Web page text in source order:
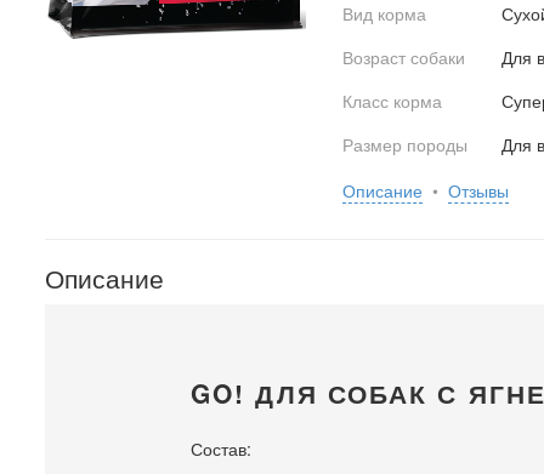
Вид корма
Возраст собаки
Для
Класс корма
Размер породы
Для
Описание • Отзывы
Описание
GO! ДЛЯ СОБАК С
Состав: